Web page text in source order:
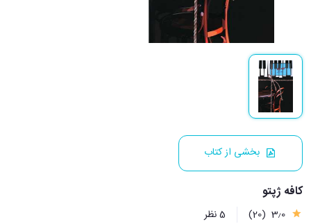
بخشی از کتاب
کافه ژپتو
3٫0 (20) 5 نظر